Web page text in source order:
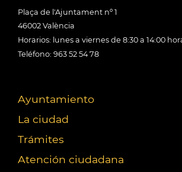
Plaça de l'Ajuntament nº 1
46002 València
Horarios: lunes a viernes de 8:30 a 14:00
Teléfono: 963 52 54 78
Ayuntamiento
La ciudad
Trámites
Atención ciudadana